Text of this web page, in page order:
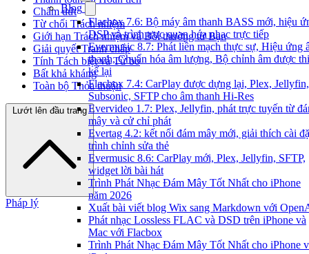
Blog
Flacbox 7.6: Bộ máy âm thanh BASS mới, hiệu
DSP và trình trực quan hóa nhạc trực tiếp
Evermusic 8.7: Phát liền mạch thực sự, Hiệu ứng
thanh, Chuẩn hóa âm lượng, Bộ chỉnh âm được
kế lại
Flacbox 7.4: CarPlay được dựng lại, Plex, Jellyfin,
Subsonic, SFTP cho âm thanh Hi-Res
Evervideo 1.7: Plex, Jellyfin, phát trực tuyến từ
mây và cử chỉ phát
Evertag 4.2: kết nối đám mây mới, giải thích cài
trình chỉnh sửa thẻ
Evermusic 8.6: CarPlay mới, Plex, Jellyfin, SFTP,
widget lời bài hát
Trình Phát Nhạc Đám Mây Tốt Nhất cho iPhone
năm 2026
Xuất bài viết blog Wix sang Markdown với
Phát nhạc Lossless FLAC và DSD trên iPhone và
Mac với Flacbox
Trình Phát Nhạc Đám Mây Tốt Nhất cho iPhone
Chấm dứt
Từ chối Trách nhiệm
Giới hạn Trách nhiệm và Bồi thường từ Bạn
Giải quyết Tranh chấp
Tính Tách biệt và Từ bỏ
Bất khả kháng
Toàn bộ Thỏa thuận
Lướt lên đầu trang
Pháp lý